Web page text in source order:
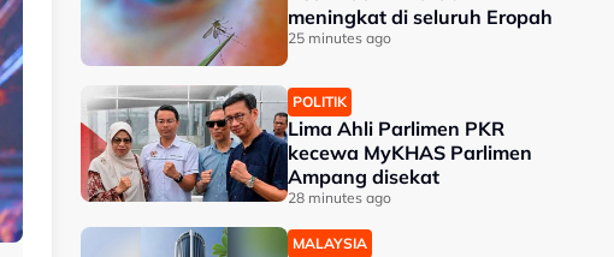
meningkat di seluruh Eropah
25 minutes ago
POLITIK
Lima Ahli Parlimen PKR
kecewa MyKHAS Parlimen
Ampang disekat
28 minutes ago
MALAYSIA